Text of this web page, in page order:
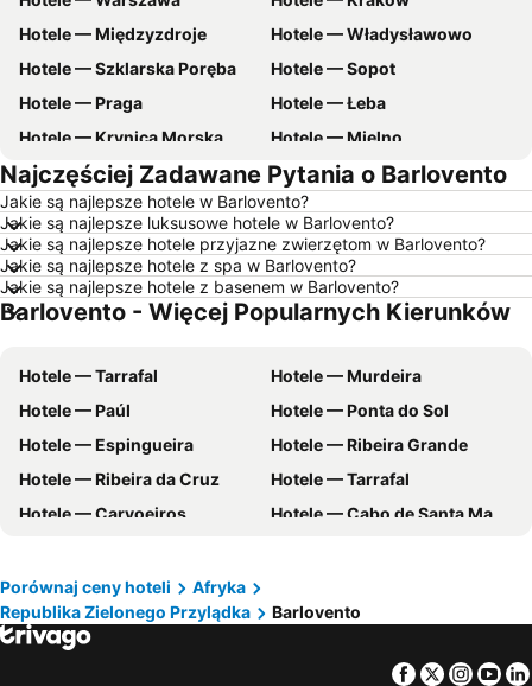
Hotele — Międzyzdroje
Hotele — Władysławowo
Hotele — Szklarska Poręba
Hotele — Sopot
Hotele — Praga
Hotele — Łeba
Hotele — Krynica Morska
Hotele — Mielno
Hotele — Poznań
Hotele — Gdynia
Hotele — Łódź
Hotele — Ustka
Hotele — Rzym
Hotele — Barcelona
Hotele — Szczyrk
Hotele — Szczawnica
Hotele — Wisła
Hotele — Morze Bałtyckie
Hotele — Majorka
Hotele — Turcja
Hotele — Jezioro Garda
Hotele — Grecja
Hotele — Włochy
Hotele — Bieszczady
Hotele — Albania
Hotele — warmińsko-mazurskie
Hotele — Sardynia
Hotele — Czarnogóra
Hotele — Kreta
Hotele — Sycylia
Hotele — Balaton
Najczęściej Zadawane Pytania o Barlovento
Jakie są najlepsze hotele w Barlovento?
Jakie są najlepsze luksusowe hotele w Barlovento?
Jakie są najlepsze hotele przyjazne zwierzętom w Barlovento?
Jakie są najlepsze hotele z spa w Barlovento?
Jakie są najlepsze hotele z basenem w Barlovento?
Barlovento - Więcej Popularnych Kierunków
Hotele — Tarrafal
Hotele — Murdeira
Hotele — Paúl
Hotele — Ponta do Sol
Hotele — Espingueira
Hotele — Ribeira Grande
Hotele — Ribeira da Cruz
Hotele — Tarrafal
Hotele — Carvoeiros
Hotele — Cabo de Santa Maria
Hotele — Janela
Porównaj ceny hoteli
Afryka
Republika Zielonego Przylądka
Barlovento
Facebook
Twitter